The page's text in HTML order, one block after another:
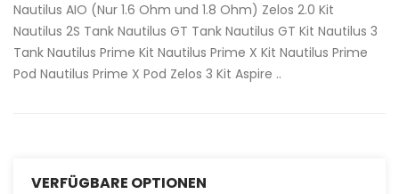
Nautilus AIO (Nur 1.6 Ohm und 1.8 Ohm) Zelos 2.0 Kit
Nautilus 2S Tank Nautilus GT Tank Nautilus GT Kit Nautilus 3
Tank Nautilus Prime Kit Nautilus Prime X Kit Nautilus Prime
Pod Nautilus Prime X Pod Zelos 3 Kit Aspire ..
VERFÜGBARE OPTIONEN